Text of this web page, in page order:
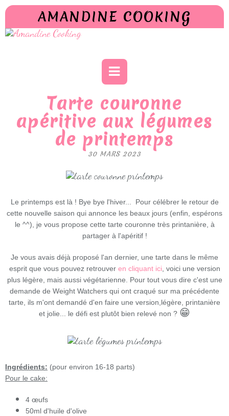
AMANDINE COOKING
Tarte couronne
apéritive aux légumes
de printemps
30 MARS 2023
Le printemps est là ! Bye bye l'hiver... Pour célébrer le retour de
cette nouvelle saison qui annonce les beaux jours (enfin, espérons
le ^^), je vous propose cette tarte couronne très printanière, à
partager à l'apéritif !
Je vous avais déjà proposé l'an dernier, une tarte dans le même
esprit que vous pouvez retrouver en cliquant ici , voici une version
plus légère, mais aussi végétarienne. Pour tout vous dire c'est une
demande de Weight Watchers qui ont craqué sur ma précédente
tarte, ils m'ont demandé d'en faire une version,légère, printanière
et jolie... le défi est plutôt bien relevé non ? 😁
Ingrédients: (pour environ 16-18 parts)
Pour le cake:
4 œufs
50ml d'huile d'olive